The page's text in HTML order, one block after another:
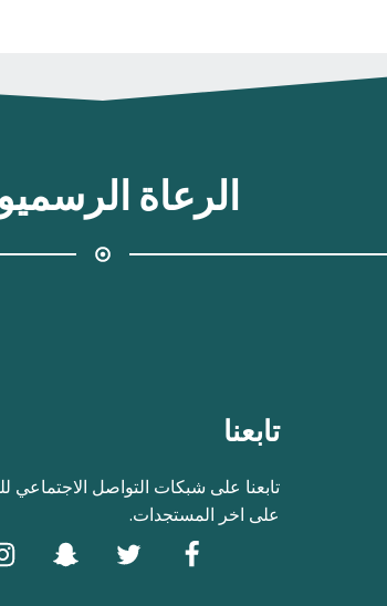
الرعاة
تابعنا
تابعنا على شبكات التواصل الاجتماعي
على اخر المستجدات.